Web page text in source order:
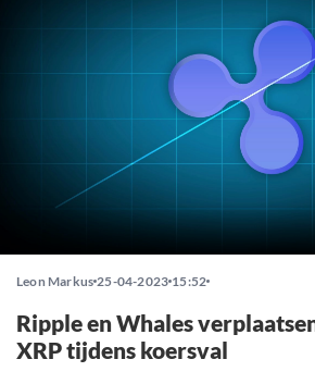
Leon Markus 25-04-2023 15:52
Ripple en Whales
XRP tijdens koersval